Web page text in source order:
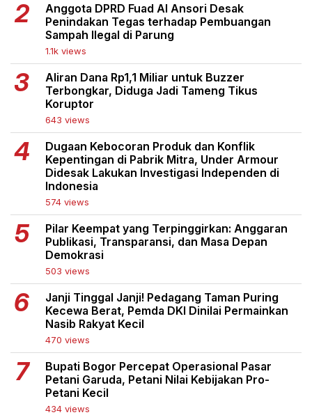
Anggota DPRD Fuad Al Ansori Desak
Penindakan Tegas terhadap Pembuangan
Sampah Ilegal di Parung
1.1k views
Aliran Dana Rp1,1 Miliar untuk Buzzer
Terbongkar, Diduga Jadi Tameng Tikus
Koruptor
643 views
Dugaan Kebocoran Produk dan Konflik
Kepentingan di Pabrik Mitra, Under Armour
Didesak Lakukan Investigasi Independen di
Indonesia
574 views
Pilar Keempat yang Terpinggirkan: Anggaran
Publikasi, Transparansi, dan Masa Depan
Demokrasi
503 views
Janji Tinggal Janji! Pedagang Taman Puring
Kecewa Berat, Pemda DKI Dinilai Permainkan
Nasib Rakyat Kecil
470 views
Bupati Bogor Percepat Operasional Pasar
Petani Garuda, Petani Nilai Kebijakan Pro-
Petani Kecil
434 views